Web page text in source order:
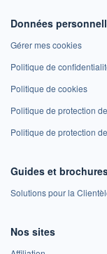
Données
Gérer mes cookies
Politique de
Politique de cookies
Politique de protection
Politique de protection
Guides et
Solutions pour la
Nos sites